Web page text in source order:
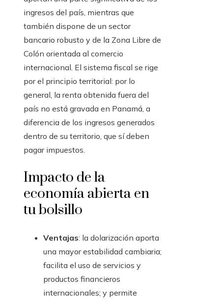
ingresos del país, mientras que
también dispone de un sector
bancario robusto y de la Zona Libre de
Colón orientada al comercio
internacional. El sistema fiscal se rige
por el principio territorial: por lo
general, la renta obtenida fuera del
país no está gravada en Panamá, a
diferencia de los ingresos generados
dentro de su territorio, que sí deben
pagar impuestos.
Impacto de la
economía abierta en
tu bolsillo
Ventajas: la dolarización aporta
una mayor estabilidad cambiaria;
facilita el uso de servicios y
productos financieros
internacionales; y permite